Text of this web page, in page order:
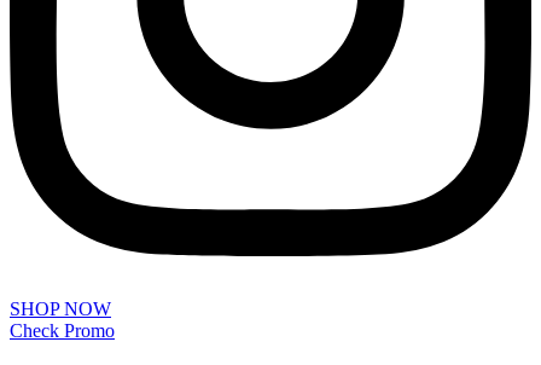
SHOP NOW
Check Promo